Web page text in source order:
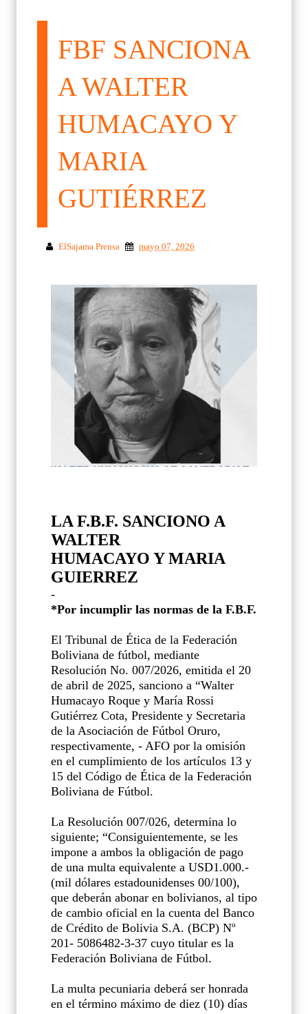
FBF SANCIONA
A WALTER
HUMACAYO Y
MARIA
GUTIÉRREZ
ElSajama Prensa mayo 07, 2026
LA F.B.F. SANCIONO A
WALTER
HUMACAYO Y MARIA
GUIERREZ
-
*Por incumplir las normas de la F.B.F.
El Tribunal de Ética de la Federación
Boliviana de fútbol, mediante
Resolución No. 007/2026, emitida el 20
de abril de 2025, sanciono a “Walter
Humacayo Roque y María Rossi
Gutiérrez Cota, Presidente y Secretaria
de la Asociación de Fútbol Oruro,
respectivamente, - AFO por la omisión
en el cumplimiento de los artículos 13 y
15 del Código de Ética de la Federación
Boliviana de Fútbol.
La Resolución 007/026, determina lo
siguiente; “Consiguientemente, se les
impone a ambos la obligación de pago
de una multa equivalente a USD1.000.-
(mil dólares estadounidenses 00/100),
que deberán abonar en bolivianos, al tipo
de cambio oficial en la cuenta del Banco
de Crédito de Bolivia S.A. (BCP) Nº
201- 5086482-3-37 cuyo titular es la
Federación Boliviana de Fútbol.
La multa pecuniaria deberá ser honrada
en el término máximo de diez (10) días